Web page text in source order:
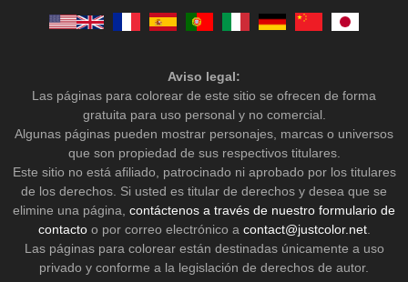
Aviso legal:
Las páginas para colorear de este sitio se ofrecen de forma
gratuita para uso personal y no comercial.
Algunas páginas pueden mostrar personajes, marcas o universos
que son propiedad de sus respectivos titulares.
Este sitio no está afiliado, patrocinado ni aprobado por los titulares
de los derechos. Si usted es titular de derechos y desea que se
elimine una página, contáctenos a través de nuestro formulario de
contactoo por correo electrónico a contact@justcolor.net.
Las páginas para colorear están destinadas únicamente a uso
privado y conforme a la legislación de derechos de autor.